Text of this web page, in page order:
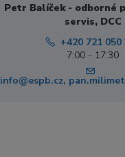
Petr Balíček - odborné
servis, DCC
+420 721 050
7:00 - 17:30
info@espb.cz,